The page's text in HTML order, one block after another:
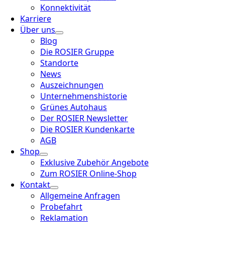
Konnektivität
Karriere
Über uns
Blog
Die ROSIER Gruppe
Standorte
News
Auszeichnungen
Unternehmenshistorie
Grünes Autohaus
Der ROSIER Newsletter
Die ROSIER Kundenkarte
AGB
Shop
Exklusive Zubehör Angebote
Zum ROSIER Online-Shop
Kontakt
Allgemeine Anfragen
Probefahrt
Reklamation